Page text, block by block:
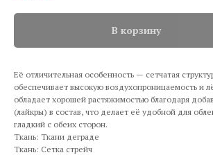
В корзину
Её отличительная особенность — сетчатая
обеспечивает высокую воздухопроницаемость и
обладает хорошей растяжимостью благодаря
(лайкры) в состав, что делает её удобной для
гладкий с обеих сторон.
Ткань: Ткани деграде
Ткань: Сетка стрейч